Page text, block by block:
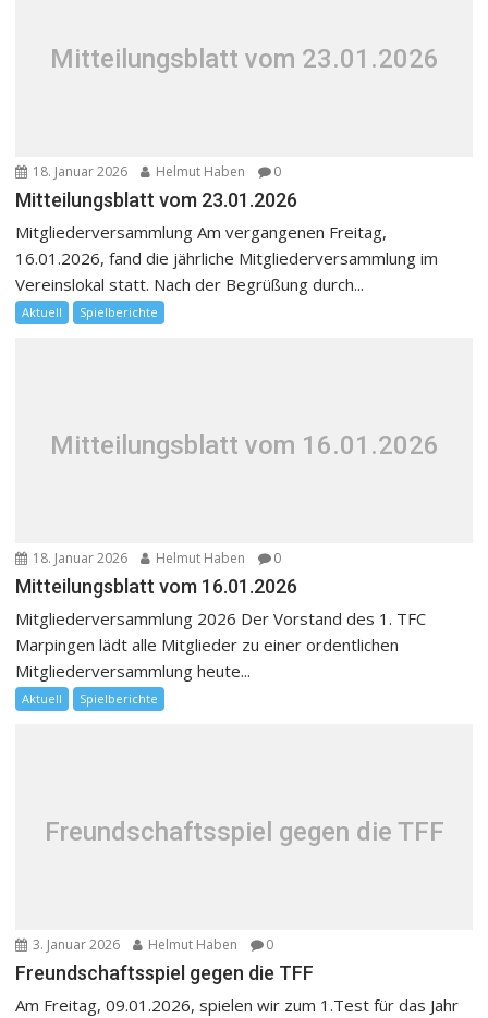
Mitteilungsblatt vom 23.01.2026
18. Januar 2026 Helmut Haben 0
Mitteilungsblatt vom 23.01.2026
Mitgliederversammlung Am vergangenen Freitag,
16.01.2026, fand die jährliche Mitgliederversammlung im
Vereinslokal statt. Nach der Begrüßung durch...
Aktuell Spielberichte
Mitteilungsblatt vom 16.01.2026
18. Januar 2026 Helmut Haben 0
Mitteilungsblatt vom 16.01.2026
Mitgliederversammlung 2026 Der Vorstand des 1. TFC
Marpingen lädt alle Mitglieder zu einer ordentlichen
Mitgliederversammlung heute...
Aktuell Spielberichte
Freundschaftsspiel gegen die TFF
3. Januar 2026 Helmut Haben 0
Freundschaftsspiel gegen die TFF
Am Freitag, 09.01.2026, spielen wir zum 1.Test für das Jahr